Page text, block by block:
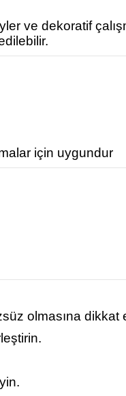
ve dekoratif
için uygundur
olmasına dikkat